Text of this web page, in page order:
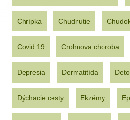
Chrípka Chudnutie
Covid 19 Crohnova choroba
Depresia Dermatitída
Dýchacie cesty Ekzémy